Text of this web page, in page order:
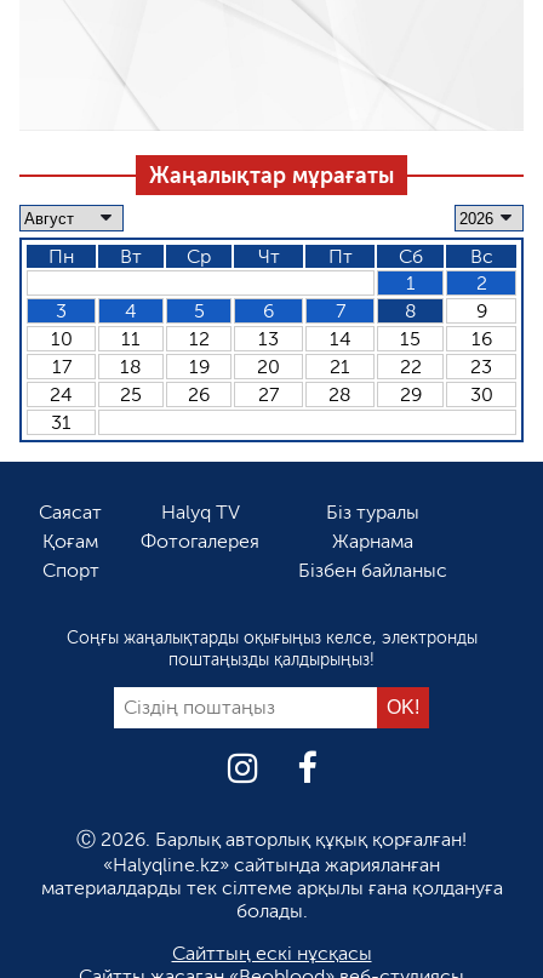
Жаңалықтар мұрағаты
Пн Вт Ср Чт Пт Сб
Вс
1
2
3
4 5 6 7 8
9
10
11 12 13 14 15
16
17
18 19 20 21 22
23
24
25 26 27 28 29
30
31
Саясат
Қоғам
Спорт
Halyq TV
Фотогалерея
Біз туралы
Жарнама
Бізбен байланыс
Соңғы жаңалықтарды оқығыңыз келсе, электронды
поштаңызды қалдырыңыз!
Ⓒ 2026. Барлық авторлық құқық қорғалған!
«Halyqline.kz» сайтында жарияланған
материалдарды тек сілтеме арқылы ғана қолдануға
болады.
Сайттың ескі нұсқасы